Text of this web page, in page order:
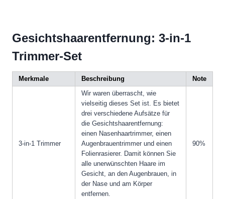
Gesichtshaarentfernung: 3-in-1
Trimmer-Set
Merkmale Beschreibung Note
3-in-1 Trimmer
Wir waren überrascht, wie
vielseitig dieses Set ist. Es bietet
drei verschiedene Aufsätze für
die Gesichtshaarentfernung:
einen Nasenhaartrimmer, einen
Augenbrauentrimmer und einen
Folienrasierer. Damit können Sie
alle unerwünschten Haare im
Gesicht, an den Augenbrauen, in
der Nase und am Körper
entfernen.
90%